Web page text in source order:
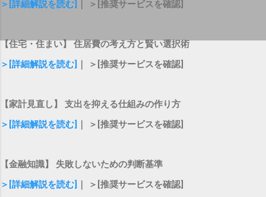
＞[詳細解説を読む]
｜ ＞[推奨サービスを確認]
【住宅・住まい】 住居費の考え方と賢い選択術
＞[詳細解説を読む]
｜ ＞[推奨サービスを確認]
【家計見直し】 支出を抑える仕組みの作り方
＞[詳細解説を読む]
｜ ＞[推奨サービスを確認]
【金融知識】 失敗しないための判断基準
＞[詳細解説を読む]
｜ ＞[推奨サービスを確認]